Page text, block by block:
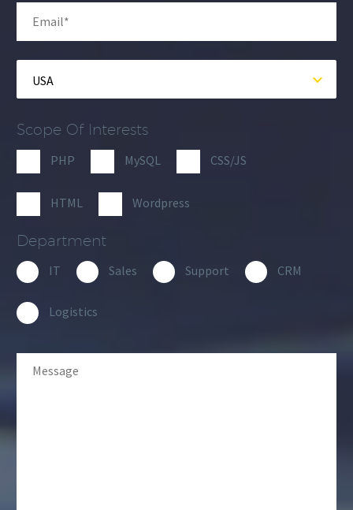
USA
Scope Of Interests
PHP MySQL CSS/JS
HTML Wordpress
Department
IT Sales Support CRM
Logistics